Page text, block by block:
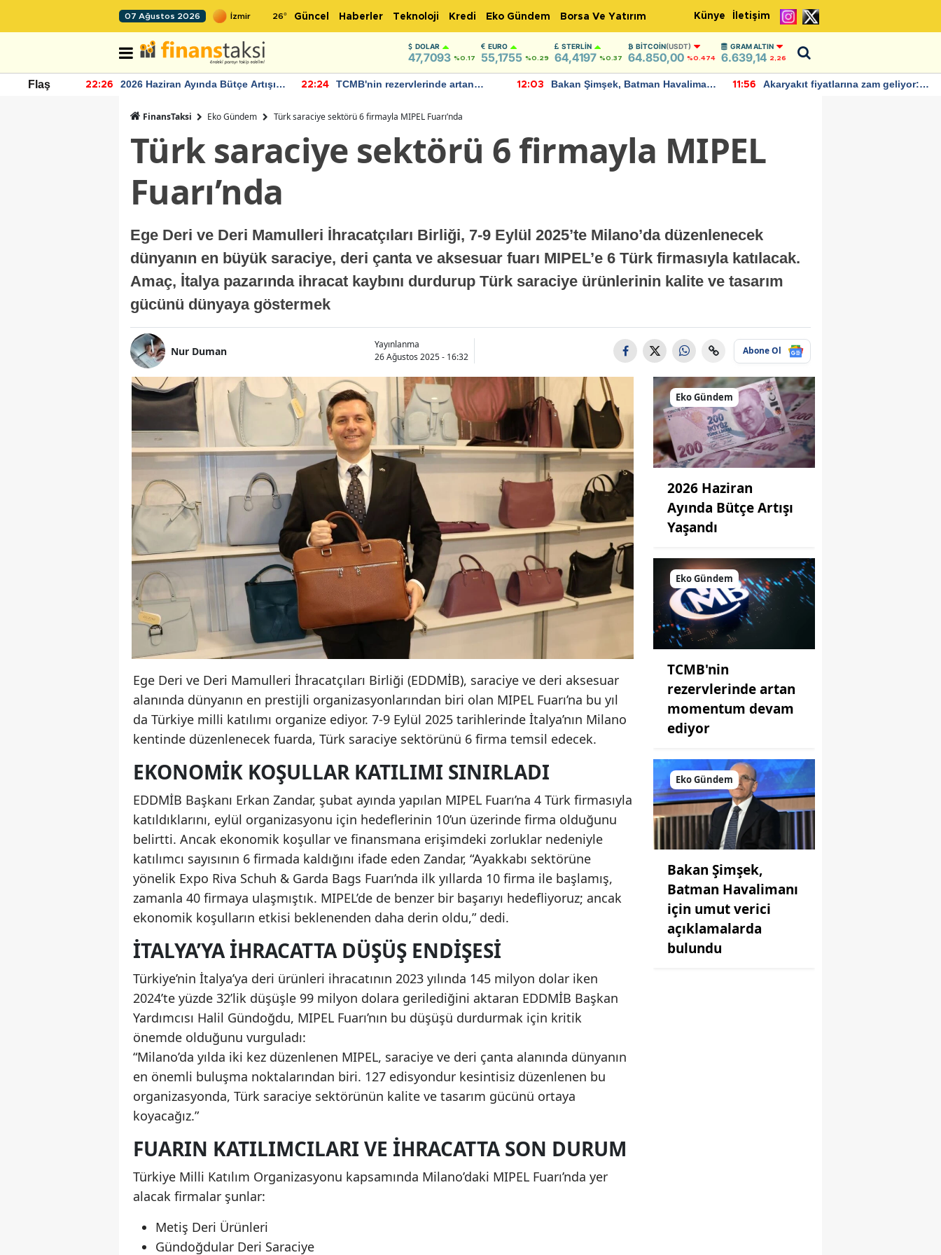
07 Ağustos 2026 26° Güncel Haberler Teknoloji Kredi Eko Gündem Borsa Ve Yatırım Künye İletişim
DOLAR
47,7093 %0.17
EURO
55,1755 %0.29
STERLIN
64,4197 %0.37
BITCOIN(USDT)
64.850,00 %0.474
GRAM ALTIN
6.639,14 2,26
Flaş 22:26
2026 Haziran Ayında Bütçe Artışı
22:24
TCMB'nin rezervlerinde artan
12:03
Bakan Şimşek, Batman Havalimanı
11:56
Akaryakıt fiyatlarına zam geliyor:
FinansTaksi Eko Gündem Türk saraciye sektörü 6 firmayla MIPEL Fuarı’nda
Türk saraciye sektörü 6 firmayla MIPEL
Fuarı’nda
Ege Deri ve Deri Mamulleri İhracatçıları Birliği, 7-9 Eylül 2025’te Milano’da düzenlenecek
dünyanın en büyük saraciye, deri çanta ve aksesuar fuarı MIPEL’e 6 Türk firmasıyla katılacak.
Amaç, İtalya pazarında ihracat kaybını durdurup Türk saraciye ürünlerinin kalite ve tasarım
gücünü dünyaya göstermek
Nur Duman
Yayınlanma
26 Ağustos 2025 - 16:32
Abone Ol
Ege Deri ve Deri Mamulleri İhracatçıları Birliği (EDDMİB), saraciye ve deri aksesuar
alanında dünyanın en prestijli organizasyonlarından biri olan MIPEL Fuarı’na bu yıl
da Türkiye milli katılımı organize ediyor. 7-9 Eylül 2025 tarihlerinde İtalya’nın Milano
kentinde düzenlenecek fuarda, Türk saraciye sektörünü 6 firma temsil edecek.
EKONOMIK KOŞULLAR KATILIMI SINIRLADI
EDDMİB Başkanı Erkan Zandar, şubat ayında yapılan MIPEL Fuarı’na 4 Türk firmasıyla
katıldıklarını, eylül organizasyonu için hedeflerinin 10’un üzerinde firma olduğunu
belirtti. Ancak ekonomik koşullar ve finansmana erişimdeki zorluklar nedeniyle
katılımcı sayısının 6 firmada kaldığını ifade eden Zandar, “Ayakkabı sektörüne
yönelik Expo Riva Schuh & Garda Bags Fuarı’nda ilk yıllarda 10 firma ile başlamış,
zamanla 40 firmaya ulaşmıştık. MIPEL’de de benzer bir başarıyı hedefliyoruz; ancak
ekonomik koşulların etkisi beklenenden daha derin oldu,” dedi.
İTALYA’YA IHRACATTA DÜŞÜŞ ENDIŞESI
Türkiye’nin İtalya’ya deri ürünleri ihracatının 2023 yılında 145 milyon dolar iken
2024’te yüzde 32’lik düşüşle 99 milyon dolara gerilediğini aktaran EDDMİB Başkan
Yardımcısı Halil Gündoğdu, MIPEL Fuarı’nın bu düşüşü durdurmak için kritik
önemde olduğunu vurguladı:
“Milano’da yılda iki kez düzenlenen MIPEL, saraciye ve deri çanta alanında dünyanın
en önemli buluşma noktalarından biri. 127 edisyondur kesintisiz düzenlenen bu
organizasyonda, Türk saraciye sektörünün kalite ve tasarım gücünü ortaya
koyacağız.”
FUARIN KATILIMCILARI VE IHRACATTA SON DURUM
Türkiye Milli Katılım Organizasyonu kapsamında Milano’daki MIPEL Fuarı’nda yer
alacak firmalar şunlar:
Metiş Deri Ürünleri
Gündoğdular Deri Saraciye
Eko Gündem
2026 Haziran
Ayında Bütçe Artışı
Yaşandı
Eko Gündem
TCMB'nin
rezervlerinde artan
momentum devam
ediyor
Eko Gündem
Bakan Şimşek,
Batman Havalimanı
için umut verici
açıklamalarda
bulundu